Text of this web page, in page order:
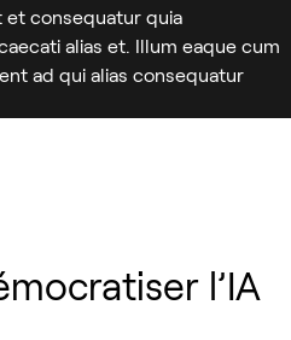
consequatur quia
alias et. Illum eaque cum
ad qui alias consequatur
l’IA